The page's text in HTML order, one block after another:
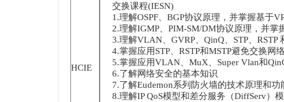
HCIE
交换课程(IESN)
1.理解OSPF、BGP协议原理，并掌握基于
2.理解IGMP、PIM-SM/DM协议原理，并掌
3.理解VLAN、GVRP、QinQ、STP、RSTP
4.掌握应用STP、RSTP和MSTP避免交换网
5.掌握应用VLAN、MuX、Super Vlan和
6.了解网络安全的基本知识
7.了解Eudemon系列防火墙的技术原理和功
8.理解IP QoS模型和差分服务（DiffServ）